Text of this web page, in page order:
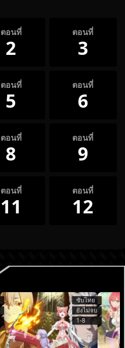
ตอนที่
2
ตอนที่
3
ตอนที่
5
ตอนที่
6
ตอนที่
8
ตอนที่
9
ตอนที่
11
ตอนที่
12
ซับไทย
ยังไม่จบ
1-8